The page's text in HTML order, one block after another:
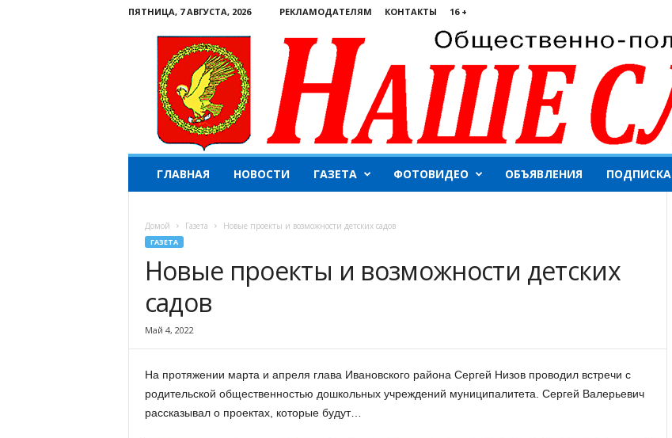
ПЯТНИЦА, 7 АВГУСТА, 2026 РЕКЛАМОДАТЕЛЯМ КОНТАКТЫ 16 +
ш
ГЛАВНАЯ НОВОСТИ ГАЗЕТА ФОТОВИДЕО ОБЪЯВЛЕНИЯ ПОДПИСКА
Домой Газета Новые проекты и возможности детских садов
ГАЗЕТА
Новые проекты и возможности детских
садов
Май 4, 2022
На протяжении марта и апреля глава Ивановского района Сергей Низов проводил встречи с
родительской общественностью дошкольных учреждений муниципалитета. Сергей Валерьевич
рассказывал о проектах, которые будут…